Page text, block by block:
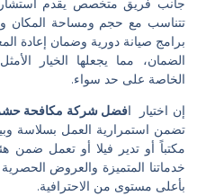
تتناسب مع حجم ومساحة المكان
برامج صيانة دورية وضمان إعادة
الضمان، مما يجعلها الخيار
الخاصة على حد سواء.
إن اختيار افضل شركة مكافحة
تضمن استمرارية العمل بسلاسة
مكتباً أو تدير فيلا أو تعمل ضمن
خدماتنا المتميزة والعروض
بأعلى مستوى من الاحترافية.